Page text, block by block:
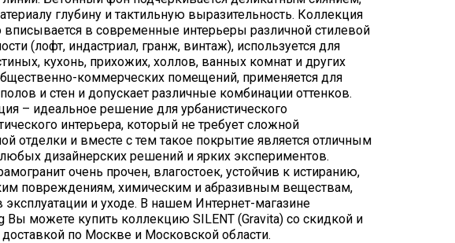
глубину и тактильную выразительность. Коллекция
вписывается в современные интерьеры различной стилевой
(лофт, индастриал, гранж, винтаж), используется для
кухонь, прихожих, холлов, ванных комнат и других
коммерческих помещений, применяется для
и стен и допускает различные комбинации оттенков.
– идеальное решение для урбанистического
интерьера, который не требует сложной
отделки и вместе с тем такое покрытие является отличным
дизайнерских решений и ярких экспериментов.
очень прочен, влагостоек, устойчив к истиранию,
повреждениям, химическим и абразивным веществам,
эксплуатации и уходе. В нашем Интернет-магазине
Вы можете купить коллекцию SILENT (Gravita) со скидкой и
доставкой по Москве и Московской области.